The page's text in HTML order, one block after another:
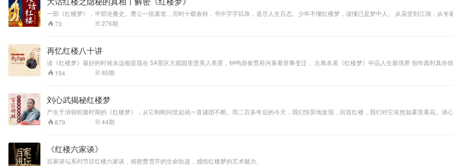
一部《红楼梦》，半部沧桑史。曹公一纸素笔，历时十载春秋，书中字字玑珠，道尽人生百态。少年不懂红楼梦，读懂已是梦中人。 从庙堂到江湖，从
杂，许多人甚至都摸不到荣国府的大门，让《红楼梦》距离普通人越来越远了。 同时曹雪芹是个“狡猾”的作者，他用文字构建了一部表层《红楼梦》，把
去填补去完成。 小宝带你细细品味作者那无数次经过考究的言语，抽丝剥茧，破解文本中的密码，引用部分脂砚斋的批语，加上自己的创见，以全景方式
73 276期
再忆红楼八十讲
读《红楼梦》最好的时候永远都是现在 5A景区大观园里赏美人美景，钟鸣鼎食贾府兴衰看世事变迁， 古典名著《红楼梦》中品人生新境界 假作真时真亦假
谁妍 “满纸荒唐言,一把辛酸泪” “世事洞明皆学问,人情练达即文章”“机关算尽太聪明,反算了卿卿性命 一个是阆苑仙葩,一个是美玉无瑕 听孟云剑老师解构《
千古情缘 解密红楼世界。
194 85期
刘心武揭秘红楼梦
产生于清朝乾隆时期的《红楼梦》，从它刚刚问世起就一直谜团不断。而二百多年后的今天，我们惊异地发现，回首红楼，我们对它依然如雾里看花。潜
的红学“百花园”，讲述红学的来龙去脉与分支流派
879 44期
《红楼六家谈》
百家讲坛系列节目红楼六家谈，揭密曹雪芹的生命轨迹，感悟红楼梦的艺术魅力。